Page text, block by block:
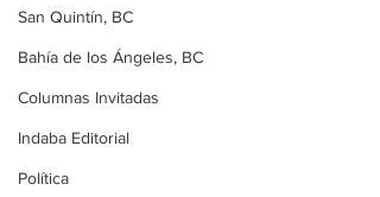
San Quintín, BC
Bahía de los Ángeles, BC
Columnas Invitadas
Indaba Editorial
Política